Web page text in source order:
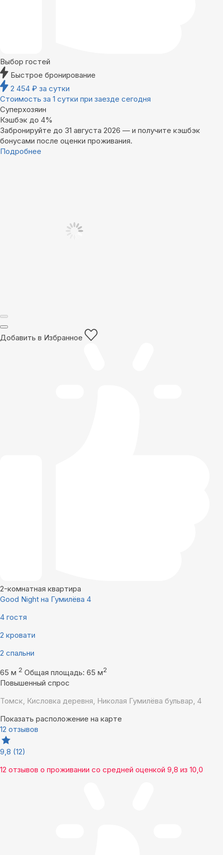
Выбор гостей
Быстрое бронирование
2 454 ₽ за сутки
Стоимость за 1 сутки при заезде сегодня
Суперхозяин
Кэшбэк до 4%
Забронируйте до 31 августа 2026 — и получите кэшбэк
бонусами после оценки проживания.
Подробнее
Добавить в Избранное
2-комнатная квартира
Good Night на Гумилёва 4
4 гостя
2 кровати
2 спальни
65 м 2 Общая площадь: 65 м2
Повышенный спрос
Томск, Кисловка деревня, Николая Гумилёва бульвар, 4
Показать расположение на карте
12 отзывов
9,8 (12)
12 отзывов о проживании со средней оценкой 9,8 из 10,0